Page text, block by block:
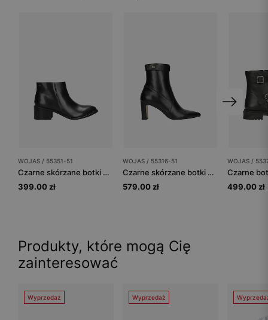
WOJAS / 55351-51
Czarne skórzane botki damskie z niską cholewką
399.00 zł
WOJAS / 55316-51
Czarne skórzane botki damskie ze zdejmowanym paskiem
579.00 zł
WOJAS /
499.00 zł
Produkty, które mogą Cię
zainteresować
Wyprzedaż Wyprzedaż